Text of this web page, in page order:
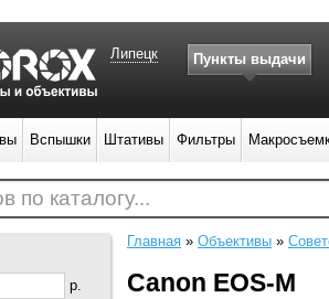
р.
Главная » Объективы »
Canon EOS-M
Липецк Пункты выдачи
Вспышки Штативы Фильтры
по каталогу...